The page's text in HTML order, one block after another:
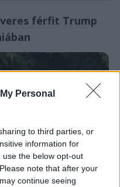
Personal
to third parties, or
information for
the below opt-out
note that after your
continue seeing
férfit Trump